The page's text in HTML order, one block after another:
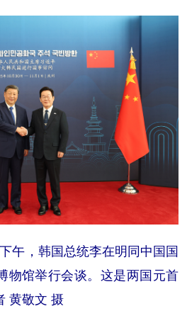
午，韩国总统李在明同中国国
物馆举行会谈。这是两国元首
黄敬文 摄